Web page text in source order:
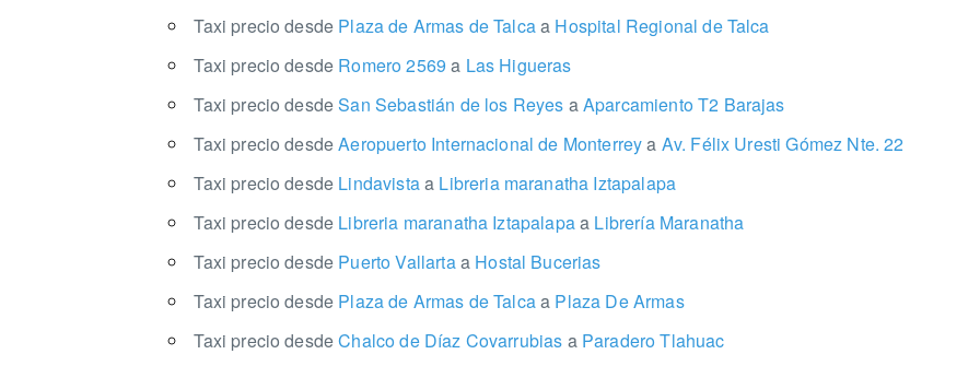
Taxi precio desde Plaza de Armas de Talcaa Hospital Regional de Talca
Taxi precio desde Romero 2569a Las Higueras
Taxi precio desdeSan Sebastián de los Reyes aAparcamiento T2 Barajas
Taxi precio desdeAeropuerto Internacional de Monterreya Av. Félix Uresti Gómez Nte. 22
Taxi precio desde Lindavistaa Libreria maranatha Iztapalapa
Taxi precio desde Libreria maranatha Iztapalapaa Librería Maranatha
Taxi precio desde Puerto Vallartaa Hostal Bucerias
Taxi precio desde Plaza de Armas de Talcaa Plaza De Armas
Taxi precio desdeChalco de Díaz Covarrubias aParadero Tlahuac